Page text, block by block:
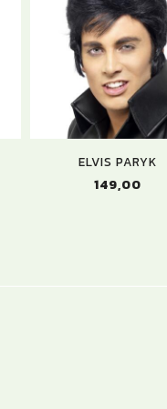
ELVIS PARYK
149,00